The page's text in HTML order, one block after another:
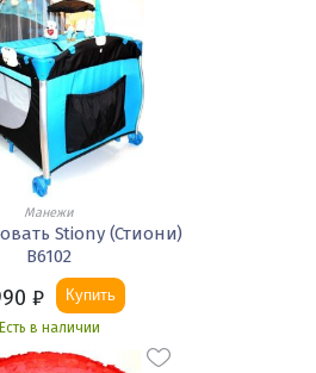
Манежи
Stiony (Стиони)
B6102
₽ Купить
Есть в наличии